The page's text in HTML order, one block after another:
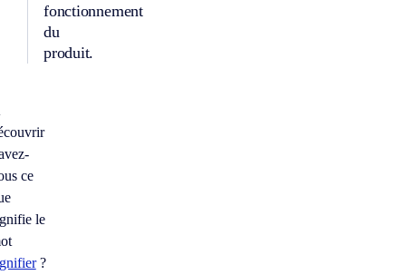
fonctionnement
du
produit.
ce
le
?